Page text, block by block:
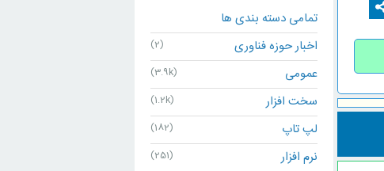
تمامی دسته بندی ها
اخبار حوزه فناوری
(2)
عمومی (3.9k)
سخت افزار (1.2k)
لپ تاپ (182)
نرم افزار (251)